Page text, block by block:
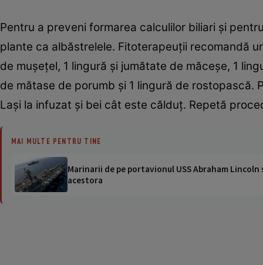
Pentru a preveni formarea calculilor biliari şi
plante ca albăstrelele. Fitoterapeuţii recomandă
de muşeţel, 1 lingură şi jumătate de măceşe, 1
de mătase de porumb şi 1 lingură de
Laşi la infuzat şi bei cât este călduţ. Repetă
MAI MULTE PENTRU TINE
Marinarii de pe portavionul USS Abraham
acestora